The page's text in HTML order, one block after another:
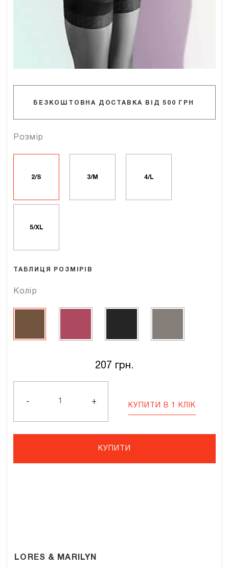
БЕЗКОШТОВНА ДОСТАВКА ВІД 500 ГРН
Розмір
2/S 3/M 4/L
5/XL
ТАБЛИЦЯ РОЗМІРІВ
Колір
207 грн.
- +
КУПИТИ В 1 КЛІК
КУПИТИ
LORES & MARILYN